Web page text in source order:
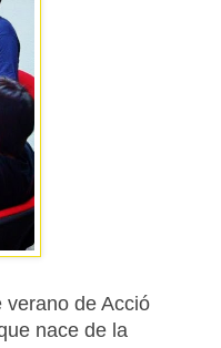
verano de Acció
nace de la